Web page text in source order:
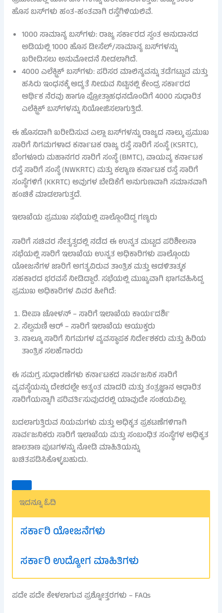
ಹೊಸ ಬಸ್‌ಗಳು ಹಂತ-ಹಂತವಾಗಿ ರಸ್ತೆಗಿಳಿಯಲಿವೆ.
1000 ಸಾಮಾನ್ಯ ಬಸ್‌ಗಳು: ರಾಜ್ಯ ಸರ್ಕಾರದ ಸ್ವಂತ ಅನುದಾನದ
ಅಡಿಯಲ್ಲಿ 1000 ಹೊಸ ಡೀಸೆಲ್/ಸಾಮಾನ್ಯ ಬಸ್‌ಗಳನ್ನು
ಖರೀದಿಸಲು ಅನುಮೋದನೆ ನೀಡಲಾಗಿದೆ.
4000 ಎಲೆಕ್ಟ್ರಿಕ್ ಬಸ್‌ಗಳು: ಪರಿಸರ ಮಾಲಿನ್ಯವನ್ನು ತಡೆಗಟ್ಟುವ ಮತ್ತು
ಹಸಿರು ಇಂಧನಕ್ಕೆ ಆದ್ಯತೆ ನೀಡುವ ನಿಟ್ಟಿನಲ್ಲಿ ಕೇಂದ್ರ ಸರ್ಕಾರದ
ಆರ್ಥಿಕ ನೆರವು ಹಾಗೂ ಪ್ರೋತ್ಸಾಹಧನದೊಂದಿಗೆ 4000 ಸುಧಾರಿತ
ಎಲೆಕ್ಟ್ರಿಕ್ ಬಸ್‌ಗಳನ್ನು ನಿಯೋಜಿಸಲಾಗುತ್ತಿದೆ.
ಈ ಹೊಸದಾಗಿ ಖರೀದಿಸುವ ಎಲ್ಲಾ ಬಸ್‌ಗಳನ್ನು ರಾಜ್ಯದ ನಾಲ್ಕು ಪ್ರಮುಖ
ಸಾರಿಗೆ ನಿಗಮಗಳಾದ ಕರ್ನಾಟಕ ರಾಜ್ಯ ರಸ್ತೆ ಸಾರಿಗೆ ಸಂಸ್ಥೆ (KSRTC),
ಬೆಂಗಳೂರು ಮಹಾನಗರ ಸಾರಿಗೆ ಸಂಸ್ಥೆ (BMTC), ವಾಯವ್ಯ ಕರ್ನಾಟಕ
ರಸ್ತೆ ಸಾರಿಗೆ ಸಂಸ್ಥೆ (NWKRTC) ಮತ್ತು ಕಲ್ಯಾಣ ಕರ್ನಾಟಕ ರಸ್ತೆ ಸಾರಿಗೆ
ಸಂಸ್ಥೆಗಳಿಗೆ (KKRTC) ಅವುಗಳ ಬೇಡಿಕೆಗೆ ಅನುಗುಣವಾಗಿ ಸಮಾನವಾಗಿ
ಹಂಚಿಕೆ ಮಾಡಲಾಗುತ್ತದೆ.
ಇಲಾಖೆಯ ಪ್ರಮುಖ ಸಭೆಯಲ್ಲಿ ಪಾಲ್ಗೊಂಡಿದ್ದ ಗಣ್ಯರು
ಸಾರಿಗೆ ಸಚಿವರ ನೇತೃತ್ವದಲ್ಲಿ ನಡೆದ ಈ ಉನ್ನತ ಮಟ್ಟದ ಪರಿಶೀಲನಾ
ಸಭೆಯಲ್ಲಿ ಸಾರಿಗೆ ಇಲಾಖೆಯ ಉನ್ನತ ಅಧಿಕಾರಿಗಳು ಪಾಲ್ಗೊಂಡು
ಯೋಜನೆಗಳ ಜಾರಿಗೆ ಅಗತ್ಯವಿರುವ ತಾಂತ್ರಿಕ ಮತ್ತು ಆಡಳಿತಾತ್ಮಕ
ಸಹಕಾರದ ಭರವಸೆ ನೀಡಿದ್ದಾರೆ. ಸಭೆಯಲ್ಲಿ ಮುಖ್ಯವಾಗಿ ಭಾಗವಹಿಸಿದ್ದ
ಪ್ರಮುಖ ಅಧಿಕಾರಿಗಳ ವಿವರ ಹೀಗಿದೆ:
ದೀಪಾ ಚೋಳನ್ – ಸಾರಿಗೆ ಇಲಾಖೆಯ ಕಾರ್ಯದರ್ಶಿ
ಸೆಲ್ವಮಣಿ ಆರ್ – ಸಾರಿಗೆ ಇಲಾಖೆಯ ಆಯುಕ್ತರು
ನಾಲ್ಕೂ ಸಾರಿಗೆ ನಿಗಮಗಳ ವ್ಯವಸ್ಥಾಪಕ ನಿರ್ದೇಶಕರು ಮತ್ತು ಹಿರಿಯ
ತಾಂತ್ರಿಕ ಸಲಹೆಗಾರರು
ಈ ಸಮಗ್ರ ಸುಧಾರಣೆಗಳು ಕರ್ನಾಟಕದ ಸಾರ್ವಜನಿಕ ಸಾರಿಗೆ
ವ್ಯವಸ್ಥೆಯನ್ನು ದೇಶದಲ್ಲೇ ಅತ್ಯಂತ ಮಾದರಿ ಮತ್ತು ತಂತ್ರಜ್ಞಾನ ಆಧಾರಿತ
ಸಾರಿಗೆಯನ್ನಾಗಿ ಪರಿವರ್ತಿಸುವುದರಲ್ಲಿ ಯಾವುದೇ ಸಂಶಯವಿಲ್ಲ.
ಬದಲಾಗುತ್ತಿರುವ ನಿಯಮಗಳು ಮತ್ತು ಅಧಿಕೃತ ಪ್ರಕಟಣೆಗಳಿಗಾಗಿ
ಸಾರ್ವಜನಿಕರು ಸಾರಿಗೆ ಇಲಾಖೆಯ ಮತ್ತು ಸಂಬಂಧಿತ ಸಂಸ್ಥೆಗಳ ಅಧಿಕೃತ
ಜಾಲತಾಣ ಪುಟಗಳನ್ನು ನೋಡಿ ಮಾಹಿತಿಯನ್ನು
ಖಚಿತಪಡಿಸಿಕೊಳ್ಳಬಹುದು.
ಇದನ್ನೂ ಓದಿ
ಸರ್ಕಾರಿ ಯೋಜನೆಗಳು
ಸರ್ಕಾರಿ ಉದ್ಯೋಗ ಮಾಹಿತಿಗಳು
ಪದೇ ಪದೇ ಕೇಳಲಾಗುವ ಪ್ರಶ್ನೋತ್ತರಗಳು – FAQs